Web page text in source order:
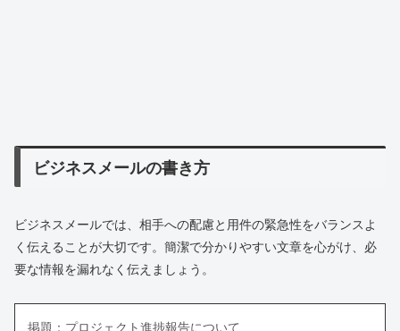
ビジネスメールの書き方
ビジネスメールでは、相手への配慮と用件の緊急性をバランスよ
く伝えることが大切です。簡潔で分かりやすい文章を心がけ、必
要な情報を漏れなく伝えましょう。
掲題：プロジェクト進捗報告について